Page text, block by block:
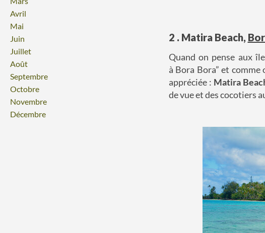
Avril
Mai
Juin
Juillet
Août
Septembre
Octobre
Novembre
Décembre
2 . Matira Beach,
Quand on pense aux
à Bora Bora” et
appréciée : Matira
de vue et des cocotiers